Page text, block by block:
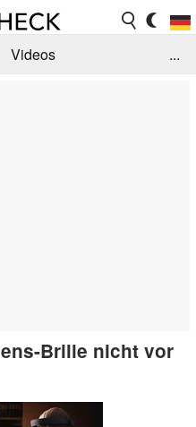
Videos
...
Brille nicht vor